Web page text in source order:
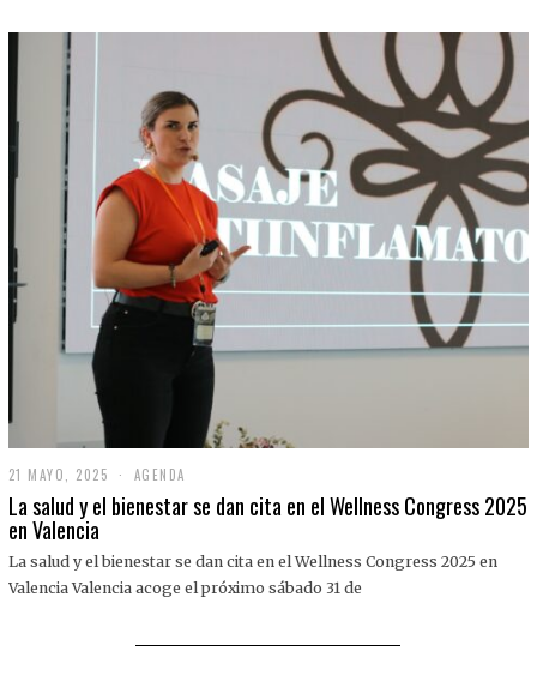
21 MAYO, 2025
1
M
O
,
AGENDA
La salud y el bienestar se dan cita en el Wellness Congress 2025
en Valencia
La salud y el bienestar se dan cita en el Wellness Congress 2025 en
Valencia Valencia acoge el próximo sábado 31 de